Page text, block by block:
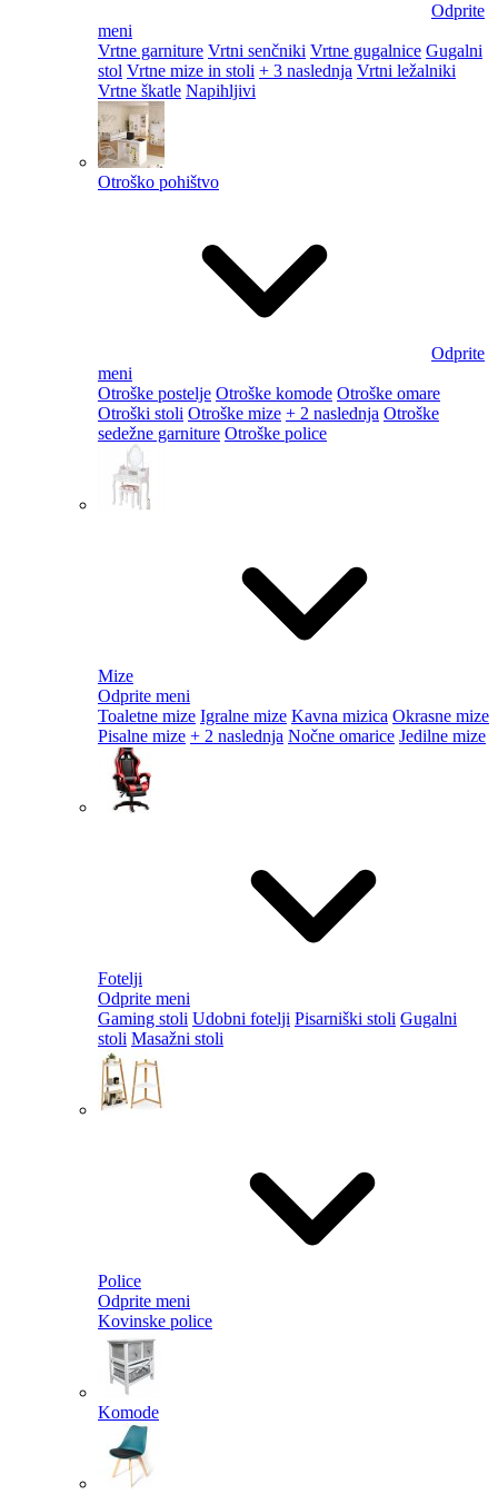
Odprite
meni
Vrtne garniture Vrtni senčniki Vrtne gugalnice Gugalni
stol Vrtne mize in stoli + 3 naslednja Vrtni ležalniki
Vrtne škatle Napihljivi
Otroško pohištvo
Odprite
meni
Otroške postelje Otroške komode Otroške omare
Otroški stoli Otroške mize + 2 naslednja Otroške
sedežne garniture Otroške police
Mize
Odprite meni
Toaletne mize Igralne mize Kavna mizica Okrasne mize
Pisalne mize + 2 naslednja Nočne omarice Jedilne mize
Fotelji
Odprite meni
Gaming stoli Udobni fotelji Pisarniški stoli Gugalni
stoli Masažni stoli
Police
Odprite meni
Kovinske police
Komode